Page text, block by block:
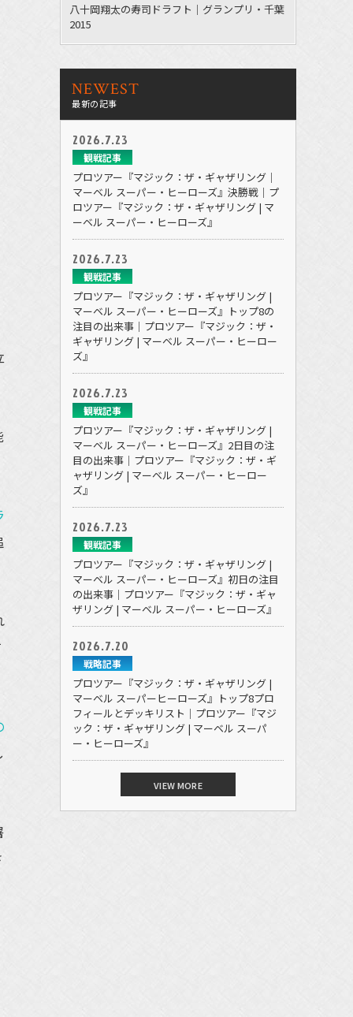
八十岡翔太の寿司ドラフト｜グランプリ・千葉
2015
NEWEST
最新の記事
2026.7.23
観戦記事
プロツアー『マジック：ザ・ギャザリング｜
マーベル スーパー・ヒーローズ』決勝戦｜プ
ロツアー『マジック：ザ・ギャザリング | マ
ーベル スーパー・ヒーローズ』
2026.7.23
観戦記事
プロツアー『マジック：ザ・ギャザリング |
マーベル スーパー・ヒーローズ』トップ8の
注目の出来事｜プロツアー『マジック：ザ・
ギャザリング | マーベル スーパー・ヒーロー
ズ』
2026.7.23
観戦記事
プロツアー『マジック：ザ・ギャザリング |
マーベル スーパー・ヒーローズ』2日目の注
目の出来事｜プロツアー『マジック：ザ・ギ
ャザリング | マーベル スーパー・ヒーロー
ズ』
2026.7.23
観戦記事
プロツアー『マジック：ザ・ギャザリング |
マーベル スーパー・ヒーローズ』初日の注目
の出来事｜プロツアー『マジック：ザ・ギャ
ザリング | マーベル スーパー・ヒーローズ』
2026.7.20
戦略記事
プロツアー『マジック：ザ・ギャザリング |
マーベル スーパーヒーローズ』トップ8プロ
フィールとデッキリスト｜プロツアー『マジ
ック：ザ・ギャザリング | マーベル スーパ
ー・ヒーローズ』
VIEW MORE